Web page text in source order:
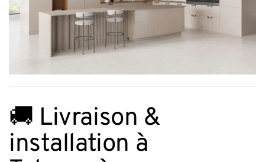
🚚 Livraison &
installation à